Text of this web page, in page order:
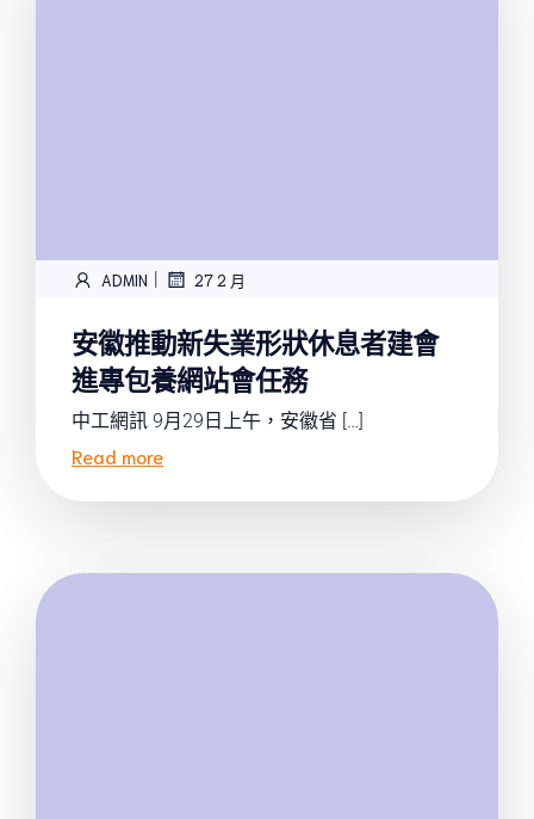
ADMIN | 27 2 月
安徽推動新失業形狀休息者建會
進專包養網站會任務
中工網訊 9月29日上午，安徽省 […]
Read more